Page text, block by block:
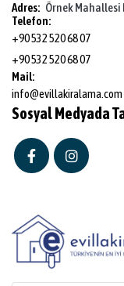
Adres: Örnek Mahallesi
Telefon:
+90 532 520 68 07
+90 532 520 68 07
Mail:
info@evillakiralama.com
Sosyal Medyada